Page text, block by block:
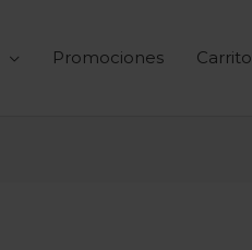
Promociones Carrito